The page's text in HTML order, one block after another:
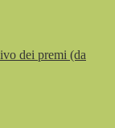
dei premi (da